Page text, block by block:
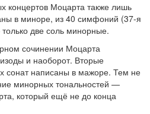
концертов Моцарта также лишь
в миноре, из 40 симфоний (37-я
две соль минорные.
сочинении Моцарта
и наоборот. Вторые
сонат написаны в мажоре. Тем не
минорных тональностей —
который ещё не до конца